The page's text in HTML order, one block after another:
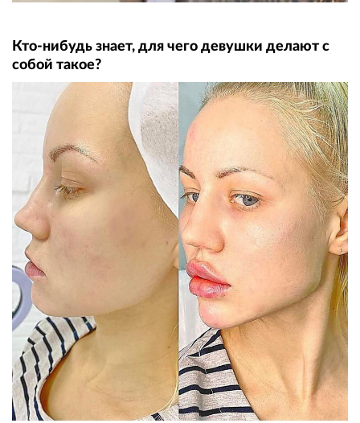
Кто-нибудь знает, для чего дeвyшки делают с
собой такое?